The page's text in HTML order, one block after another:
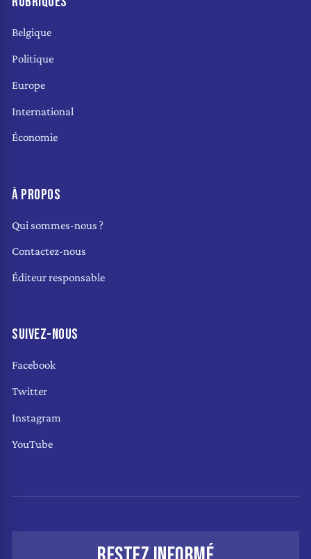
Belgique
Politique
Europe
International
Économie
À PROPOS
Qui sommes-nous ?
Contactez-nous
Éditeur responsable
SUIVEZ-NOUS
Facebook
Twitter
Instagram
YouTube